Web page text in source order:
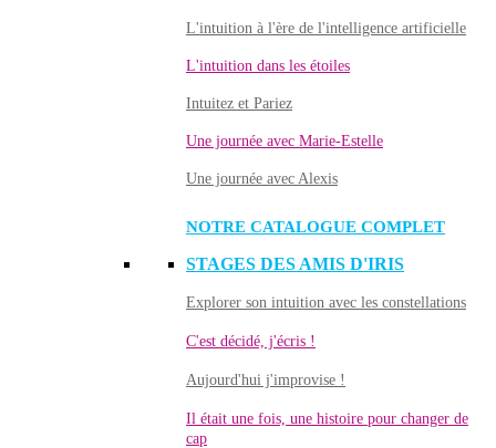
L'intuition à l'ère de l'intelligence artificielle
L'intuition dans les étoiles
Intuitez et Pariez
Une journée avec Marie-Estelle
Une journée avec Alexis
NOTRE CATALOGUE COMPLET
STAGES DES AMIS D'IRIS
Explorer son intuition avec les constellations
C'est décidé, j'écris !
Aujourd'hui j'improvise !
Il était une fois, une histoire pour changer de
cap